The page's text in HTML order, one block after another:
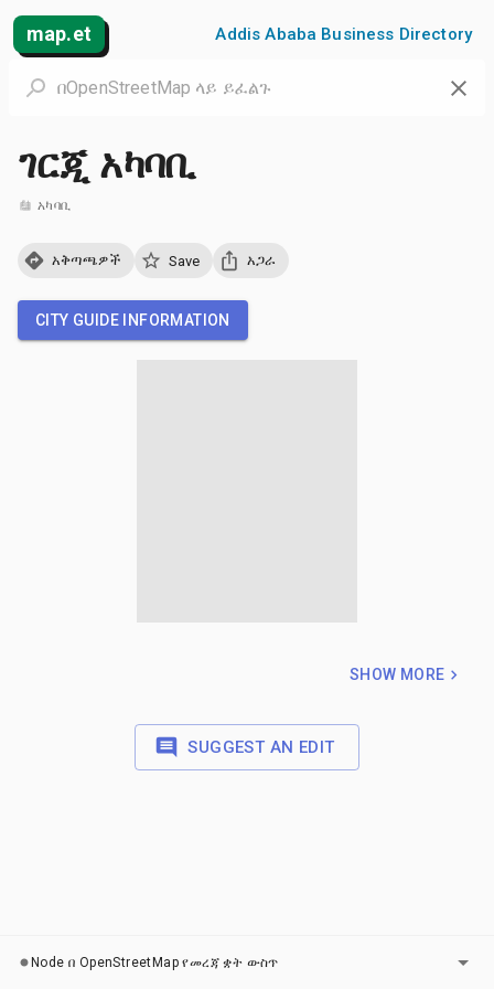
map.et Addis Ababa Business Directory
ገርጂ አካባቢ
አካባቢ
አቅጣጫዎች Save አጋራ
CITY GUIDE INFORMATION
SHOW MORE
SUGGEST AN EDIT
Node በ OpenStreetMap የመረጃ ቋት ውስጥ ካርታዎች